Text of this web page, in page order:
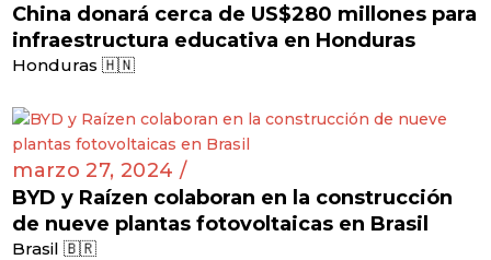
China donará cerca de US$280 millones para
infraestructura educativa en Honduras
Honduras 🇭🇳
marzo 27, 2024 /
BYD y Raízen colaboran en la construcción
de nueve plantas fotovoltaicas en Brasil
Brasil 🇧🇷